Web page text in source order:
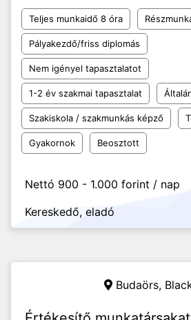
Teljes munkaidő 8 óra
Pályakezdő/friss diplomás
Nem igényel tapasztalatot
1-2 év szakmai tapasztalat
Szakiskola / szakmunkás képző
Gyakornok Beosztott
Nettó 900 - 1.000 forint / nap
Kereskedő, eladó
Budaörs,